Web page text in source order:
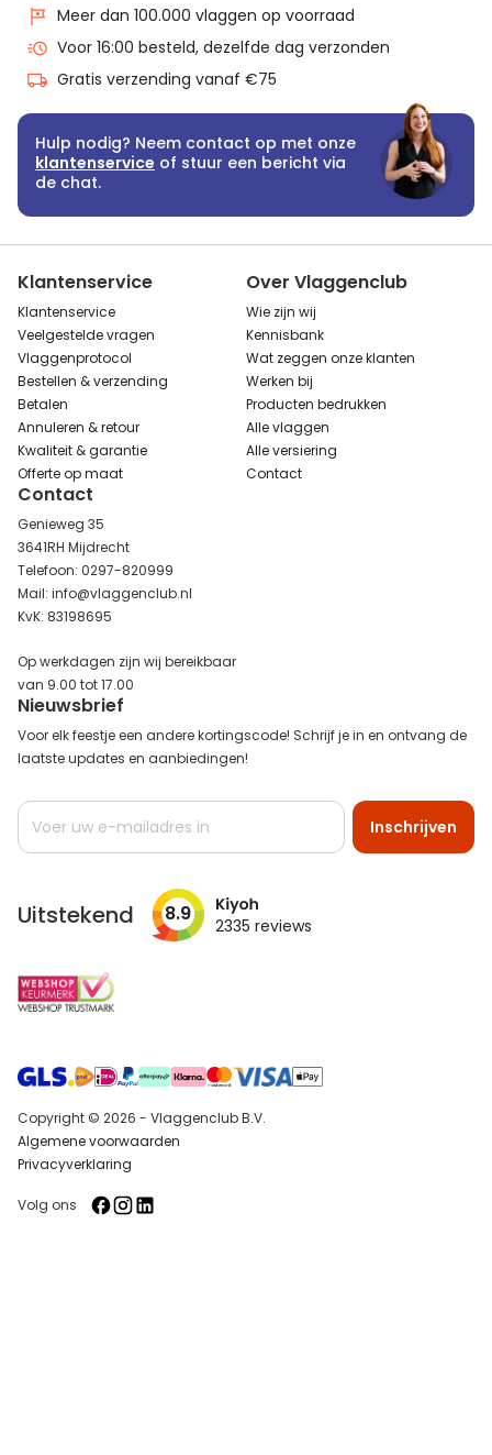
Meer dan 100.000 vlaggen op voorraad
Voor 16:00 besteld, dezelfde dag verzonden
Gratis verzending vanaf €75
Hulp nodig? Neem contact op met onze
klantenservice of stuur een bericht via
de chat.
Klantenservice
Klantenservice
Veelgestelde vragen
Vlaggenprotocol
Bestellen & verzending
Betalen
Annuleren & retour
Kwaliteit & garantie
Offerte op maat
Over Vlaggenclub
Wie zijn wij
Kennisbank
Wat zeggen onze klanten
Werken bij
Producten bedrukken
Alle vlaggen
Alle versiering
Contact
Contact
Genieweg 35
3641RH Mijdrecht
Telefoon: 0297-820999
Mail: info@vlaggenclub.nl
KvK: 83198695
Op werkdagen zijn wij bereikbaar
van 9.00 tot 17.00
Nieuwsbrief
Voor elk feestje een andere kortingscode! Schrijf je in en ontvang de
laatste updates en aanbiedingen!
Abonneer
op
Inschrijven
Uitstekend 8.9 2335 reviews
Copyright © 2026 - Vlaggenclub B.V.
Algemene voorwaarden
Privacyverklaring
Volg ons